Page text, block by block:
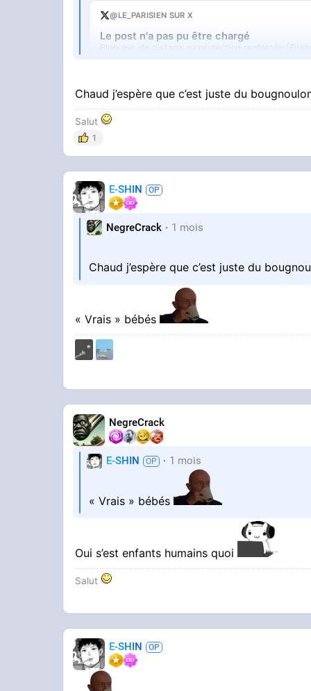
@LE_PARISIEN SUR X
Le post n'a pas pu être chargé
Bloqueur de pistage ou protection renforcée
Circulez rien de suspect
Chaud j’espère que c’est juste du
Salut
1
E-SHIN
NegreCrack 1 mois
Chaud j’espère que c’est juste du
« Vrais » bébés
NegreCrack
E-SHIN 1 mois
« Vrais » bébés
Oui s’est enfants humains quoi
Salut
E-SHIN